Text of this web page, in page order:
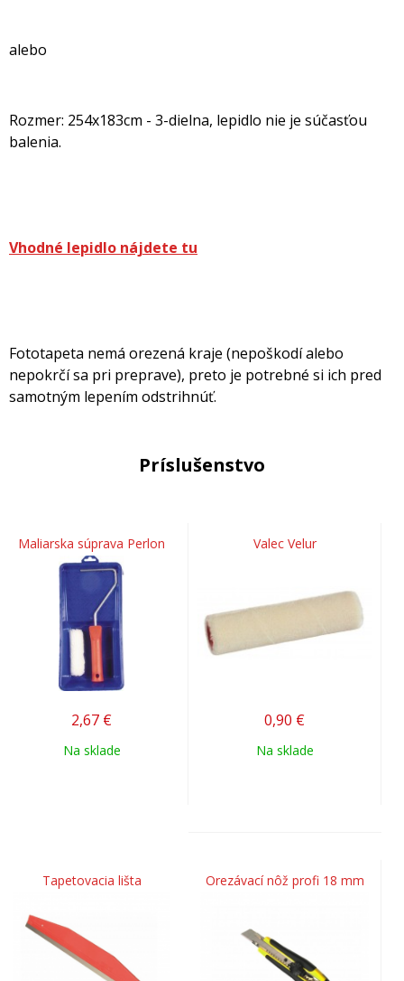
alebo
Rozmer: 254x183cm - 3-dielna, lepidlo nie je súčasťou
balenia.
Vhodné lepidlo nájdete tu
Fototapeta nemá orezená kraje (nepoškodí alebo
nepokrčí sa pri preprave), preto je potrebné si ich pred
samotným lepením odstrihnúť.
Príslušenstvo
Maliarska súprava Perlon
2,67 €
Na sklade
Valec Velur
0,90 €
Na sklade
Tapetovacia lišta Orezávací nôž profi 18 mm